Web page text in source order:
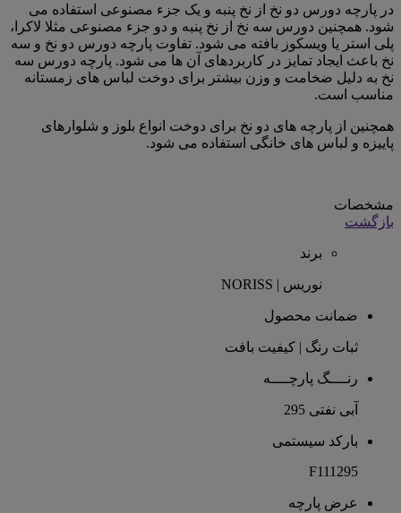
در پارچه دورس دو نخ از نخ پنبه و یک جزء مصنوعی استفاده می
شود. همچنین دورس سه نخ از نخ پنبه و دو جزء مصنوعی مثلا لاکرا،
پلی استر یا ویسکوز بافته می شود. تفاوت پارچه دورس دو نخ و سه
نخ باعث ایجاد تمایز در کاربردهای آن ها می شود. پارچه دورس سه
نخ به دلیل ضخامت و وزن بیشتر برای دوخت لباس های زمستانه
مناسب است.
همچنین از پارچه های دو نخ برای دوخت انواع بلوز و شلوارهای
پاییزه و لباس های خانگی استفاده می شود.
مشخصات
بازگشت
برند
نوریس | NORISS
ضمانت محصول
ثبات رنگ | کیفیت بافت
رنــــگ پارچــــه
آبی نفتی 295
بارکد سیستمی
F111295
عرض پارچه